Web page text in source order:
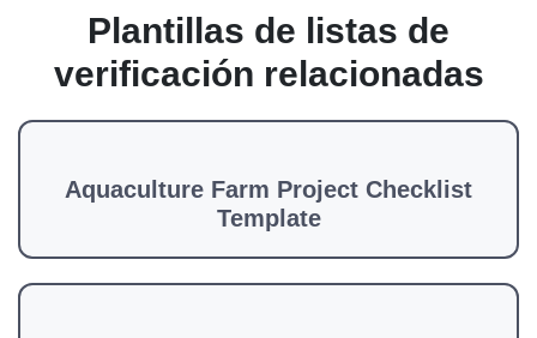
Plantillas de listas de
verificación relacionadas
Aquaculture Farm Project Checklist
Template